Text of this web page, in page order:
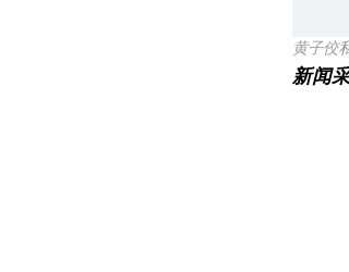
黄子佼
新闻